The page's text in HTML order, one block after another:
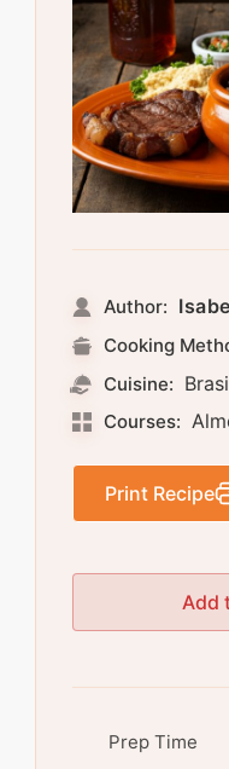
Author:
Cooking
Cuisine:
Courses:
Print Recipe
Add
Prep Time